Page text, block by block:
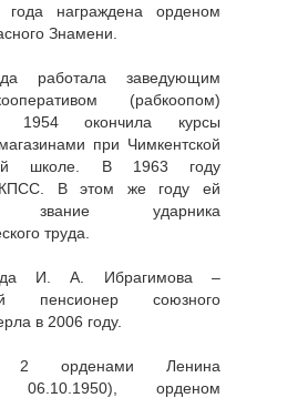
года награждена орденом
Знамени.
работала заведующим
(рабкоопом)
1954 окончила курсы
при Чимкентской
школе. В 1963 году
КПСС. В этом же году ей
звание ударника
труда.
И. А. Ибрагимова –
пенсионер союзного
в 2006 году.
2 орденами Ленина
06.10.1950), орденом